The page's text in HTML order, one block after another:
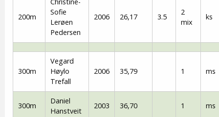
200m
Sofie
Lerøen
Pedersen
2006 26,17 3.5
2
mix
ks
300m
Vegard
Høylo
Trefall
2006 35,79 1 ms
300m
Daniel
Hanstveit
2003 36,70 1 ms